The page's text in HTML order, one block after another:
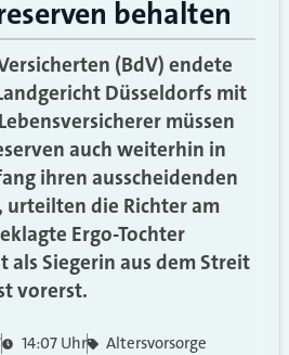
behalten
(BdV) endete
Düsseldorfs mit
müssen
auch weiterhin in
ihren ausscheidenden
urteilten die Richter am
Ergo-Tochter
als Siegerin aus dem Streit
vorerst.
14:07 Uhr Altersvorsorge